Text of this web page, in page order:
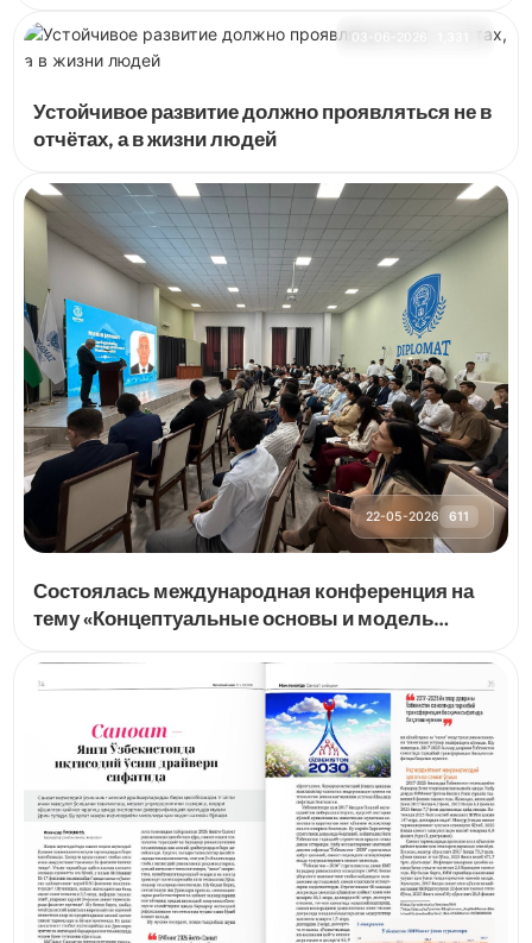
03-06-2026
Устойчивое развитие должно проявляться не в
отчётах, а в жизни людей
22-05-2026 611
Состоялась международная конференция на
тему «Концептуальные основы и модель